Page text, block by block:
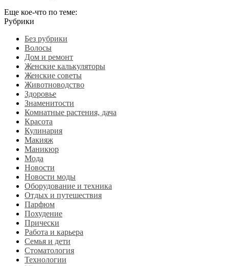
Еще кое-что по теме:
Рубрики
Без рубрики
Волосы
Дом и ремонт
Женские калькуляторы
Женские советы
Животноводство
Здоровье
Знаменитости
Комнатные растения, дача
Красота
Кулинария
Макияж
Маникюр
Мода
Новости
Новости моды
Оборудование и техника
Отдых и путешествия
Парфюм
Похудение
Прически
Работа и карьера
Семья и дети
Стоматология
Технологии